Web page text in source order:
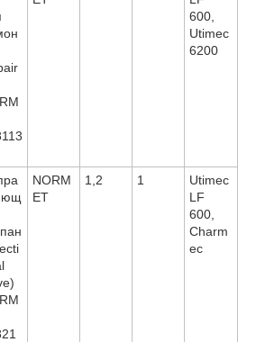
600,
Utimec
6200
NORM
ET
1,2 1
Utimec
LF
600,
Charm
ec